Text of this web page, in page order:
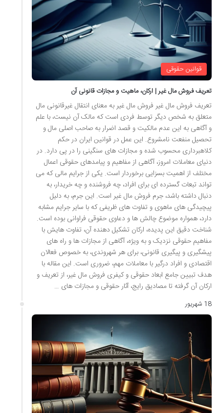
قوانین حقوقی
تعریف فروش مال غیر | ارکان، ماهیت و مجازات قانونی آن
تعریف فروش مال غیر فروش مال غیر به معنای انتقال غیرقانونی مال
متعلق به شخص دیگر توسط فردی است که مالک آن نیست، با علم
و آگاهی به این عدم مالکیت و قصد اضرار به صاحب اصلی مال و
تحصیل منفعت نامشروع. این عمل در قوانین ایران در حکم
کلاهبرداری محسوب شده و مجازات های سنگینی را در پی دارد. در
دنیای معاملات امروز، آگاهی از مفاهیم و پیامدهای حقوقی اعمال
مختلف از اهمیت بسزایی برخوردار است. یکی از جرایم مالی که می
تواند تبعات گسترده ای برای افراد، چه فروشنده و چه خریدار، به
دنبال داشته باشد، جرم فروش مال غیر است. این جرم، به دلیل
پیچیدگی های ماهوی و تفاوت های ظریفی که با سایر جرایم مشابه
دارد، همواره موضوع چالش ها و دعاوی حقوقی فراوانی بوده است.
شناخت دقیق این پدیده، ارکان تشکیل دهنده آن، تفاوت هایش با
مفاهیم حقوقی نزدیک و به ویژه، آگاهی از مجازات ها و راه های
پیشگیری و پیگیری قانونی، برای هر شهروندی، به خصوص فعالان
اقتصادی و افراد درگیر با معاملات مهم، ضروری است. این مقاله با
هدف تبیین جامع ابعاد حقوقی و کیفری فروش مال غیر، از تعریف و
ارکان آن گرفته تا مصادیق رایج، آثار حقوقی و مجازات های …
18 شهریور